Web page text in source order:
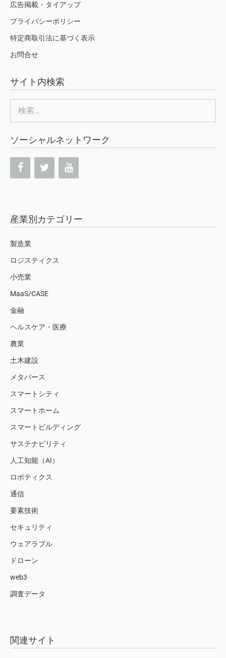
広告掲載・タイアップ
プライバシーポリシー
特定商取引法に基づく表示
お問合せ
サイト内検索
索:
ソーシャルネットワーク
産業別カテゴリー
製造業
ロジスティクス
小売業
MaaS/CASE
金融
ヘルスケア・医療
農業
土木建設
メタバース
スマートシティ
スマートホーム
スマートビルディング
サステナビリティ
人工知能（AI）
ロボティクス
通信
要素技術
セキュリティ
ウェアラブル
ドローン
web3
調査データ
関連サイト